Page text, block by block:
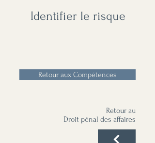
Identifier le risque
Retour aux Compétences
Retour au
Droit pénal des affaires